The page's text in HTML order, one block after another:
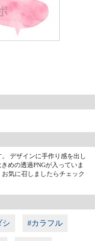
デザインに手作り感を出し
めの透過PNGが入っていま
気に召しましたらチェック
シ #カラフル